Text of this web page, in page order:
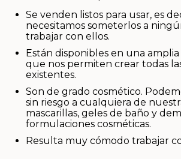
Se venden listos para usar, es
necesitamos someterlos a
trabajar con ellos.
Están disponibles en una
que nos permiten crear todas
existentes.
Son de grado cosmético.
sin riesgo a cualquiera de
mascarillas, geles de baño y
formulaciones cosméticas.
Resulta muy cómodo trabajar